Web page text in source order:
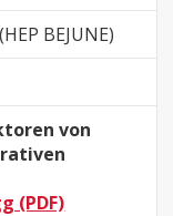
BEJUNE)
von
(PDF)